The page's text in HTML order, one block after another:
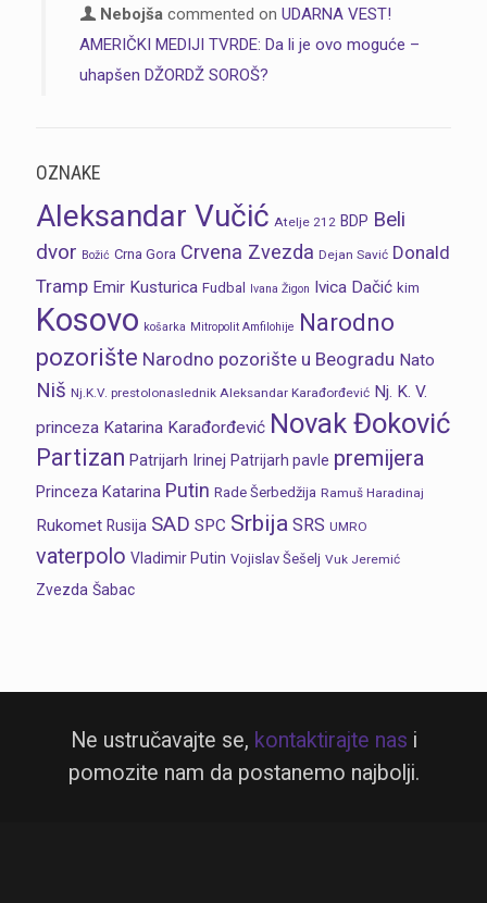
Nebojša commented on UDARNA VEST!
AMERIČKI MEDIJI TVRDE: Da li je ovo moguće –
uhapšen DŽORDŽ SOROŠ?
OZNAKE
Aleksandar Vučić Atelje 212 BDP Beli
dvor Božić Crna Gora Crvena Zvezda Dejan Savić Donald
Tramp Emir Kusturica Fudbal Ivana Žigon Ivica Dačić kim
Kosovo košarka Mitropolit Amfilohije Narodno
pozorište Narodno pozorište u Beogradu Nato
Niš Nj.K.V. prestolonaslednik Aleksandar Karađorđević Nj. K. V.
princeza Katarina Karađorđević Novak Đoković
Partizan Patrijarh Irinej Patrijarh pavle premijera
Princeza Katarina Putin Rade Šerbedžija Ramuš Haradinaj
Rukomet Rusija SAD SPC Srbija SRS UMRO
vaterpolo Vladimir Putin Vojislav Šešelj Vuk Jeremić
Zvezda Šabac
Ne ustručavajte se, kontaktirajte nas i
pomozite nam da postanemo najbolji.